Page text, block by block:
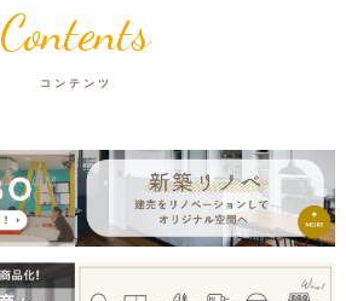
Contents
コンテンツ